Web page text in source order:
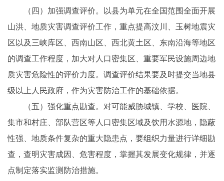
（四）加强调查评价。以县为单元在全国范围全面开展
山洪、地质灾害调查评价工作，重点提高汶川、玉树地震灾
区以及三峡库区、西南山区、西北黄土区、东南沿海等地区
的调查工作程度，加大对人口密集区、重要军民设施周边地
质灾害危险性的评价力度。调查评价结果要及时提交当地县
级以上人民政府，作为灾害防治工作的基础依据。
（五）强化重点勘查。对可能威胁城镇、学校、医院、
集市和村庄、部队营区等人口密集区域及饮用水源地，隐蔽
性强、地质条件复杂的重大隐患点，要组织力量进行详细勘
查，查明灾害成因、危害程度，掌握其发展变化规律，并逐
点制定落实监测防治措施。